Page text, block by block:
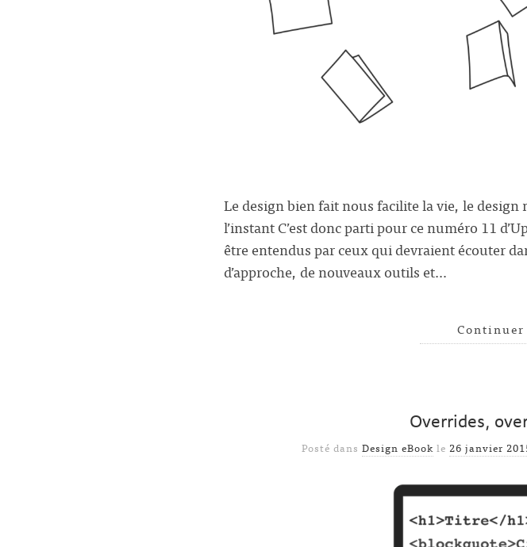
Le design bien fait nous facilite la vie, le
l’instant C’est donc parti pour ce numéro 11
être entendus par ceux qui devraient écouter
d’approche, de nouveaux outils et…
Overrides,
Posté dans Design eBook le 26 janvier